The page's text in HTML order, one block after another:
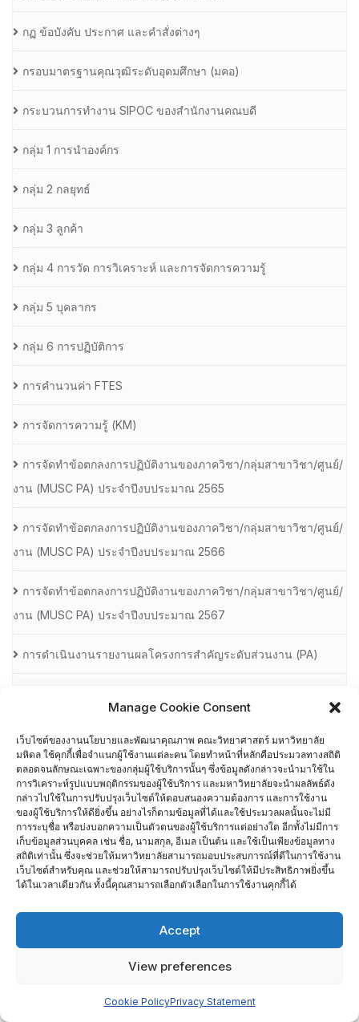
Manage Cookie Consent
เว็บไซต์ของงานนโยบายและพัฒนาคุณภาพ คณะวิทยาศาสตร์ มหาวิทยาลัย
มหิดล ใช้คุกกี้เพื่อจำแนกผู้ใช้งานแต่ละคน โดยทำหน้าที่หลักคือประมวลทางสถิติ
ตลอดจนลักษณะเฉพาะของกลุ่มผู้ใช้บริการนั้นๆ ซึ่งข้อมูลดังกล่าวจะนำมาใช้ใน
การวิเคราะห์รูปแบบพฤติกรรมของผู้ใช้บริการ และมหาวิทยาลัยจะนำผลลัพธ์ดัง
กล่าวไปใช้ในการปรับปรุงเว็บไซต์ให้ตอบสนองความต้องการ และการใช้งาน
ของผู้ใช้บริการให้ดียิ่งขึ้น อย่างไรก็ตามข้อมูลที่ได้และใช้ประมวลผลนั้นจะไม่มี
การระบุชื่อ หรือบ่งบอกความเป็นตัวตนของผู้ใช้บริการแต่อย่างใด อีกทั้งไม่มีการ
เก็บข้อมูลส่วนบุคคล เช่น ชื่อ, นามสกุล, อีเมล เป็นต้น และใช้เป็นเพียงข้อมูลทาง
สถิติเท่านั้น ซึ่งจะช่วยให้มหาวิทยาลัยสามารถมอบประสบการณ์ที่ดีในการใช้งาน
เว็บไซต์สำหรับคุณ และช่วยให้สามารถปรับปรุงเว็บไซต์ให้มีประสิทธิภาพยิ่งขึ้น
ได้ในเวลาเดียวกัน ทั้งนี้คุณสามารถเลือกตัวเลือกในการใช้งานคุกกี้ได้
Accept
View preferences
Cookie PolicyPrivacy Statement
กฏ ข้อบังคับ ประกาศ และคำสั่งต่างๆ
กรอบมาตรฐานคุณวุฒิระดับอุดมศึกษา (มคอ)
กระบวนการทำงาน SIPOC ของสำนักงานคณบดี
กลุ่ม 1 การนำองค์กร
กลุ่ม 2 กลยุทธ์
กลุ่ม 3 ลูกค้า
กลุ่ม 4 การวัด การวิเคราะห์ และการจัดการความรู้
กลุ่ม 5 บุคลากร
กลุ่ม 6 การปฏิบัติการ
การคำนวนค่า FTES
การจัดการความรู้ (KM)
การจัดทำข้อตกลงการปฏิบัติงานของภาควิชา/กลุ่มสาขาวิชา/ศูนย์/
งาน (MUSC PA) ประจำปีงบประมาณ 2565
การจัดทำข้อตกลงการปฏิบัติงานของภาควิชา/กลุ่มสาขาวิชา/ศูนย์/
งาน (MUSC PA) ประจำปีงบประมาณ 2566
การจัดทำข้อตกลงการปฏิบัติงานของภาควิชา/กลุ่มสาขาวิชา/ศูนย์/
งาน (MUSC PA) ประจำปีงบประมาณ 2567
การดำเนินงานรายงานผลโครงการสำคัญระดับส่วนงาน (PA)
การตรวจประเมิน AUN-QA คณะวิทยาศาสตร์ มหาวิทยาลัยมหิดล
การติดตามผลการดำเนินงานตามข้อตกลงการปฏิบัติงาน ของภาค
วิชา / ศูนย์ / กลุ่มสาขาวิชา (PA VISIT) ประจำปีงบประมาณ พ.ศ.​
2564
การนำทฤษฎี Bloom’s มาใช้ในการพัฒนาหลักสูตร
การประเมินส่วนงานของมหาวิทยาลัยมหิดล พ.ศ. 2560-2563
การรายงานผลการบริหารจัดการความเสี่ยง ประจำปีงบประมาณ
2564 (รอบ 12 เดือน)